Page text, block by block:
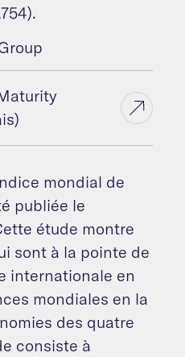
mondial de
publiée le
étude montre
sont à la pointe de
internationale en
mondiales en la
des quatre
consiste à